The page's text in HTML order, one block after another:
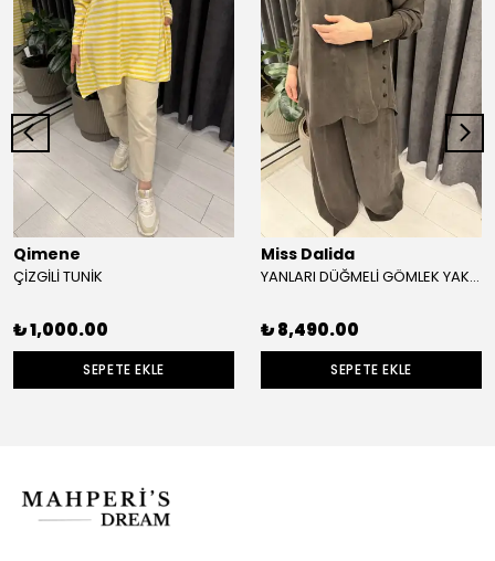
Qimene
ÇİZGİLİ TUNİK
₺ 1,000.00
SEPETE EKLE
Miss Dalida
YANLARI DÜĞMELİ GÖMLEK YAKA CUPRA TUNİK
₺ 8,490.00
SEPETE EKLE